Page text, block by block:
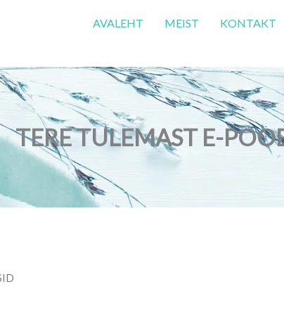
AVALEHT MEIST KONTAKT
TERE TULEMAST E-